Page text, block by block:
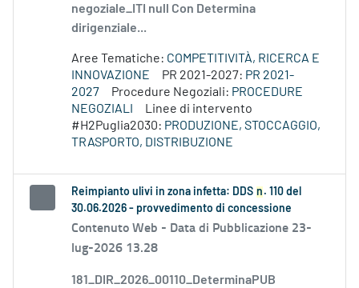
negoziale_ITI null Con Determina
dirigenziale...
Aree Tematiche: COMPETITIVITÀ, RICERCA E
INNOVAZIONE
PR 2021-2027: PR 2021-
2027
Procedure Negoziali: PROCEDURE
NEGOZIALI
Linee di intervento
#H2Puglia2030: PRODUZIONE, STOCCAGGIO,
TRASPORTO, DISTRIBUZIONE
Reimpianto ulivi in zona infetta: DDS n . 110 del
30.06.2026 - provvedimento di concessione
Contenuto Web - Data di Pubblicazione 23-
lug-2026 13.28
181_DIR_2026_00110_DeterminaPUB